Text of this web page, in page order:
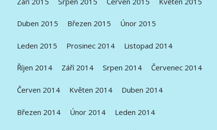
Duben 2015 Březen 2015 Únor 2015
Leden 2015 Prosinec 2014 Listopad 2014
Říjen 2014 Září 2014 Srpen 2014 Červenec 2014
Červen 2014 Květen 2014 Duben 2014
Březen 2014 Únor 2014 Leden 2014